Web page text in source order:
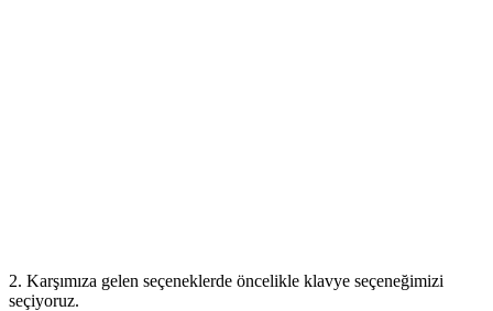
2. Karşımıza gelen seçeneklerde öncelikle klavye seçeneğimizi
seçiyoruz.